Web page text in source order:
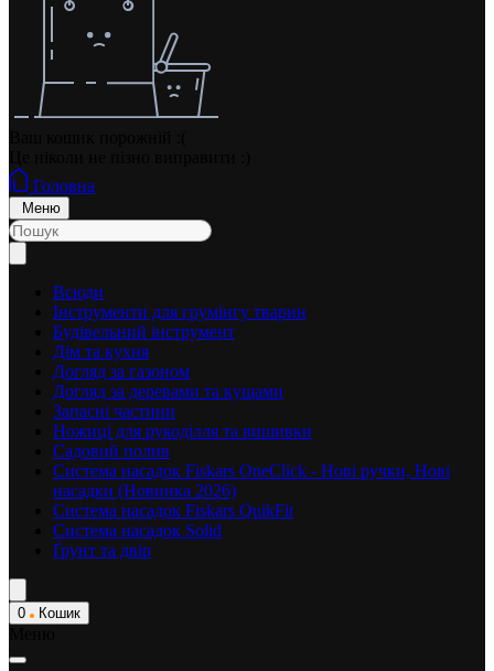
Головна
Меню
Всюди
Інструменти для грумінгу тварин
Будівельний інструмент
Дім та кухня
Догляд за газоном
Догляд за деревами та кущами
Запасні частини
Ножиці для рукоділля та вишивки
Садовий полив
Система насадок Fiskars OneClick - Нові ручки, Нові
насадки (Новинка 2026)
Система насадок Fiskars QuikFit
Система насадок Solid
Ґрунт та двір
0 Кошик